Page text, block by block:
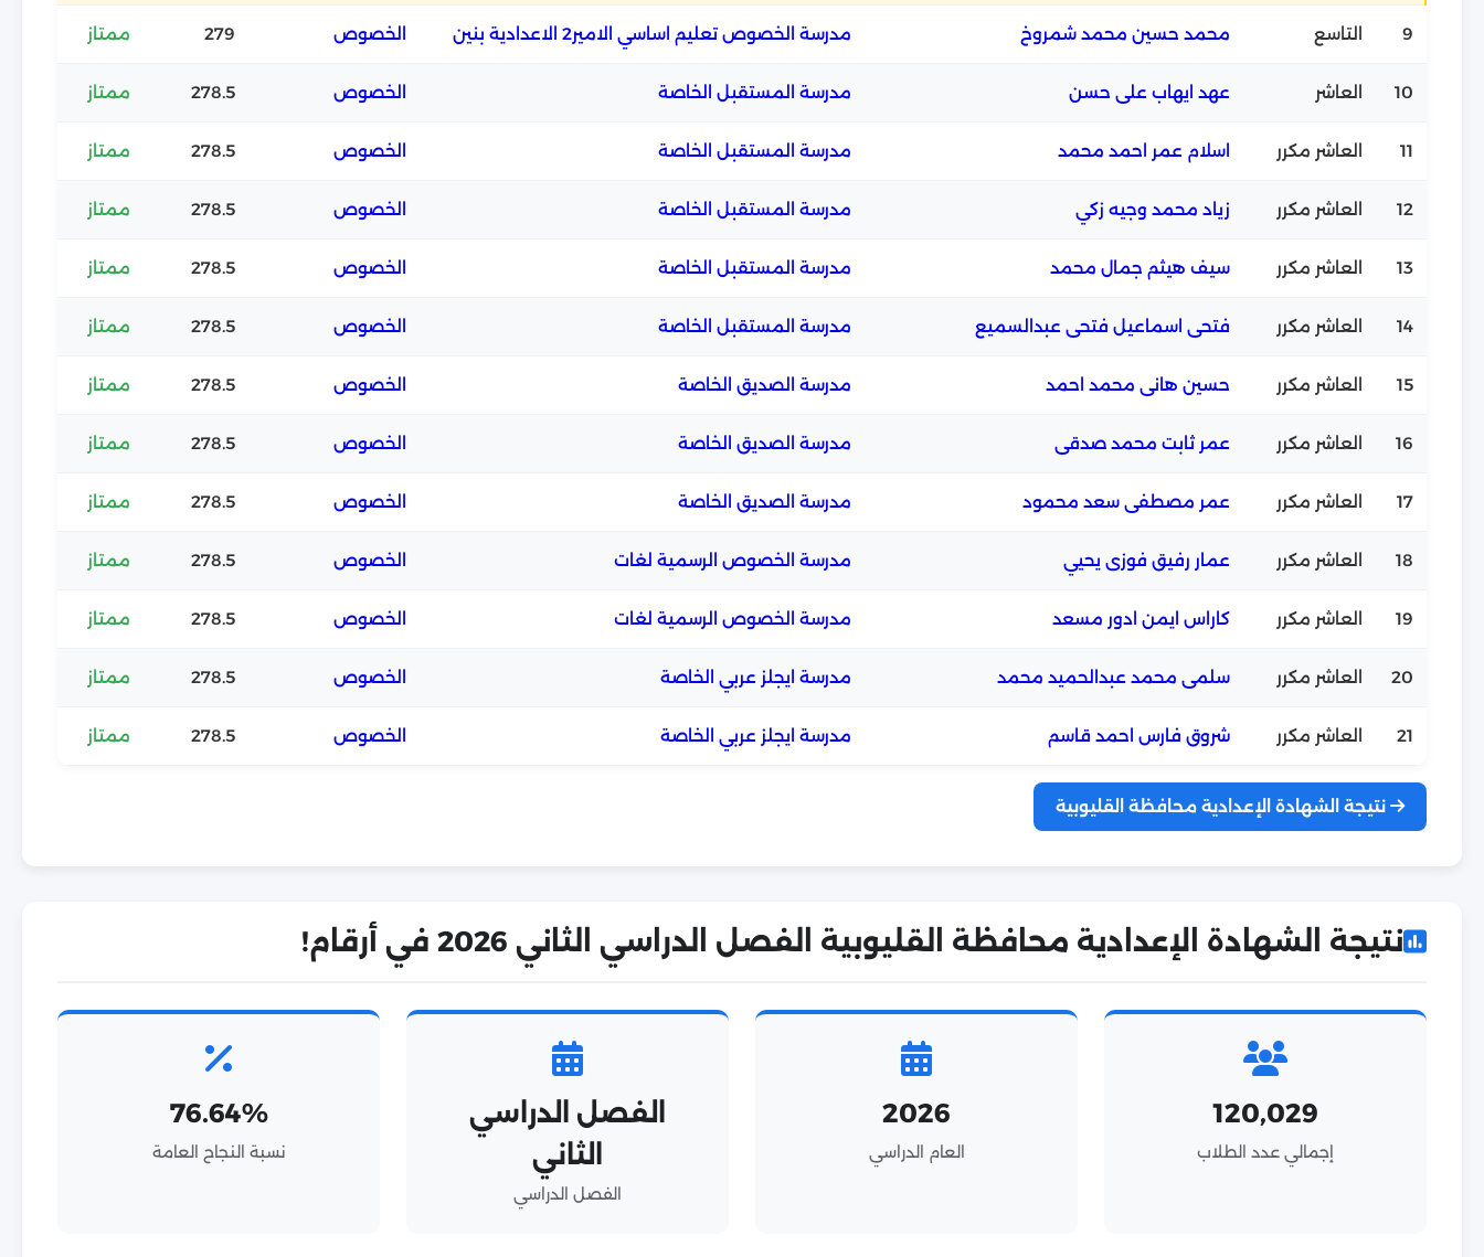
9 التاسع محمد حسين محمد شمروخ مدرسة الخصوص تعليم اساسي الامير2 الاعدادية بنين الخصوص 279 ممتاز
10 العاشر عهد ايهاب على حسن مدرسة المستقبل الخاصة الخصوص 278.5 ممتاز
11 العاشر مكرر اسلام عمر احمد محمد مدرسة المستقبل الخاصة الخصوص 278.5 ممتاز
12 العاشر مكرر زياد محمد وجيه زكي مدرسة المستقبل الخاصة الخصوص 278.5 ممتاز
13 العاشر مكرر سيف هيثم جمال محمد مدرسة المستقبل الخاصة الخصوص 278.5 ممتاز
14 العاشر مكرر فتحى اسماعيل فتحى عبدالسميع مدرسة المستقبل الخاصة الخصوص 278.5 ممتاز
15 العاشر مكرر حسين هانى محمد احمد مدرسة الصديق الخاصة الخصوص 278.5 ممتاز
16 العاشر مكرر عمر ثابت محمد صدقى مدرسة الصديق الخاصة الخصوص 278.5 ممتاز
17 العاشر مكرر عمر مصطفى سعد محمود مدرسة الصديق الخاصة الخصوص 278.5 ممتاز
18 العاشر مكرر عمار رفيق فوزى يحيي مدرسة الخصوص الرسمية لغات الخصوص 278.5 ممتاز
19 العاشر مكرر كاراس ايمن ادور مسعد مدرسة الخصوص الرسمية لغات الخصوص 278.5 ممتاز
20 العاشر مكرر سلمى محمد عبدالحميد محمد مدرسة ايجلز عربي الخاصة الخصوص 278.5 ممتاز
21 العاشر مكرر شروق فارس احمد قاسم مدرسة ايجلز عربي الخاصة الخصوص 278.5 ممتاز
نتيجة الشهادة الإعدادية محافظة القليوبية
نتيجة الشهادة الإعدادية محافظة القليوبية الفصل الدراسي الثاني 2026 في أرقام!
120,029
إجمالي عدد الطلاب
2026
العام الدراسي
الفصل الدراسي
الثاني
الفصل الدراسي
76.64%
نسبة النجاح العامة